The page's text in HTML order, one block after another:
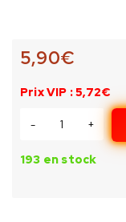
5,90€
Prix VIP : 5,72€
193 en stock